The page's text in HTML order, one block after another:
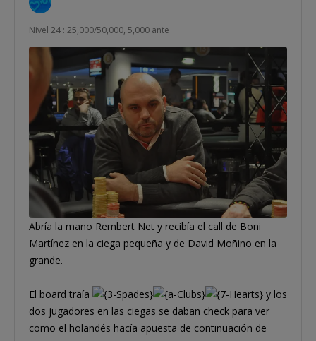
Nivel 24 : 25,000/50,000, 5,000 ante
Abría la mano Rembert Net y recibía el call de Boni
Martínez en la ciega pequeña y de David Moñino en la
grande.
El board traía
y los
dos jugadores en las ciegas se daban check para ver
como el holandés hacía apuesta de continuación de